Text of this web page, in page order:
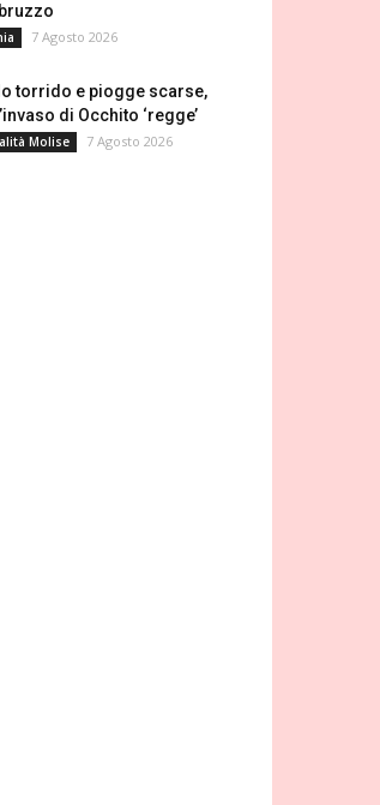
7 Agosto 2026
torrido e piogge scarse,
di Occhito ‘regge’
Molise 7 Agosto 2026